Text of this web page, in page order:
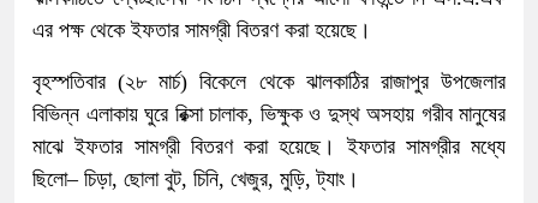
এর পক্ষ থেকে ইফতার সামগ্রী বিতরণ করা হয়েছে।
বৃহস্পতিবার (২৮ মার্চ) বিকেলে থেকে ঝালকাঠির রাজাপুর উপজেলার
বিভিন্ন এলাকায় ঘুরে রিক্সা চালাক, ভিক্ষুক ও দুস্থ অসহায় গরীব মানুষের
মাঝে ইফতার সামগ্রী বিতরণ করা হয়েছে। ইফতার সামগ্রীর মধ্যে
ছিলো– চিড়া, ছোলা বুট, চিনি, খেজুর, মুড়ি, ট্যাং।